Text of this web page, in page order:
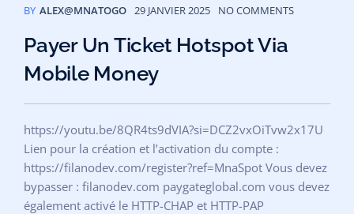
BY ALEX@MNATOGO 29 JANVIER 2025 NO COMMENTS
Payer Un Ticket Hotspot Via
Mobile Money
https://youtu.be/8QR4ts9dVIA?si=DCZ2vxOiTvw2x17U
Lien pour la création et l’activation du compte :
https://filanodev.com/register?ref=MnaSpot Vous devez
bypasser : filanodev.com paygateglobal.com vous devez
également activé le HTTP-CHAP et HTTP-PAP